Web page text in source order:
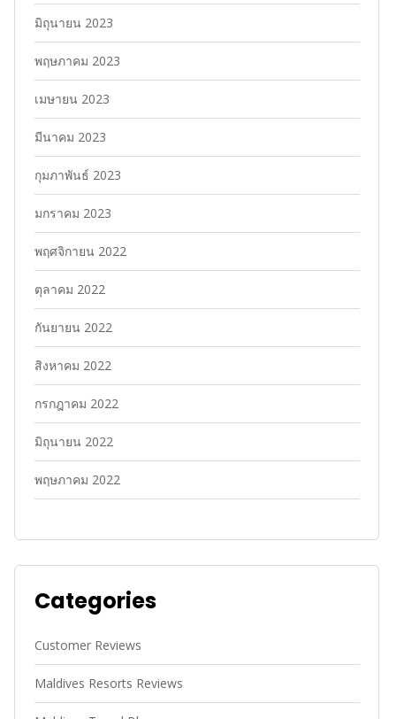
มิถุนายน 2023
พฤษภาคม 2023
เมษายน 2023
มีนาคม 2023
กุมภาพันธ์ 2023
มกราคม 2023
พฤศจิกายน 2022
ตุลาคม 2022
กันยายน 2022
สิงหาคม 2022
กรกฎาคม 2022
มิถุนายน 2022
พฤษภาคม 2022
Categories
Customer Reviews
Maldives Resorts Reviews